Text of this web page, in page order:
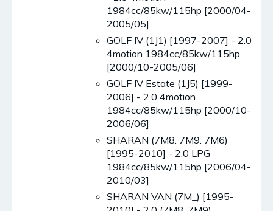
1984cc/85kw/115hp [2000/04-
2005/05]
GOLF IV (1J1) [1997-2007] - 2.0
4motion 1984cc/85kw/115hp
[2000/10-2005/06]
GOLF IV Estate (1J5) [1999-
2006] - 2.0 4motion
1984cc/85kw/115hp [2000/10-
2006/06]
SHARAN (7M8. 7M9. 7M6)
[1995-2010] - 2.0 LPG
1984cc/85kw/115hp [2006/04-
2010/03]
SHARAN VAN (7M_) [1995-